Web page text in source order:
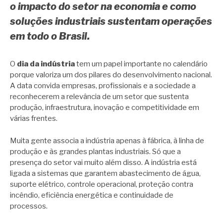
o impacto do setor na economia e como
soluções industriais sustentam operações
em todo o Brasil.
O dia da indústriatem um papel importante no calendário
porque valoriza um dos pilares do desenvolvimento nacional.
A data convida empresas, profissionais e a sociedade a
reconhecerem a relevância de um setor que sustenta
produção, infraestrutura, inovação e competitividade em
várias frentes.
Muita gente associa a indústria apenas à fábrica, à linha de
produção e às grandes plantas industriais. Só que a
presença do setor vai muito além disso. A indústria está
ligada a sistemas que garantem abastecimento de água,
suporte elétrico, controle operacional, proteção contra
incêndio, eficiência energética e continuidade de
processos.